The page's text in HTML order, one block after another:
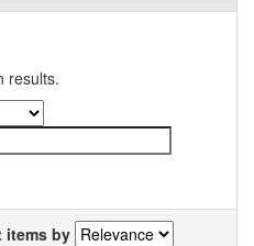
results.
items by